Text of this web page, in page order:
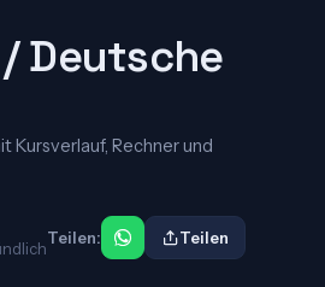
Deutsche
Kursverlauf, Rechner und
Teilen: Teilen